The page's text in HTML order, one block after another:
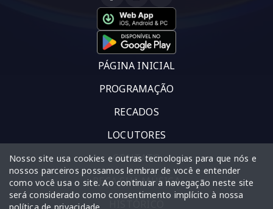
PÁGINA INICIAL
PROGRAMAÇÃO
RECADOS
LOCUTORES
CONTATO
PEÇA SUA MÚSICA
Nosso site usa cookies e outras tecnologias para que nós e
nossos parceiros possamos lembrar de você e entender
como você usa o site. Ao continuar a navegação neste site
será considerado como consentimento implícito à nossa